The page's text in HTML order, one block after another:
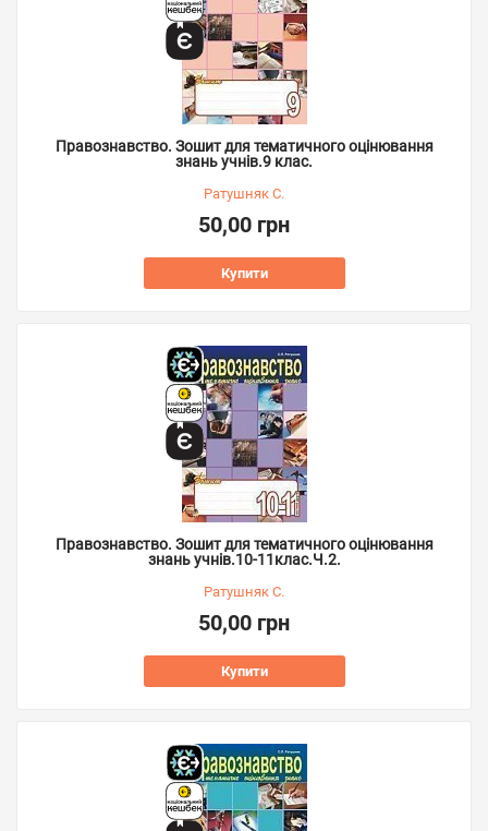
Правознавство. Зошит для тематичного оцінювання
знань учнів.9 клас.
Ратушняк С.
50,00 грн
Купити
Правознавство. Зошит для тематичного оцінювання
знань учнів.10-11клас.Ч.2.
Ратушняк С.
50,00 грн
Купити